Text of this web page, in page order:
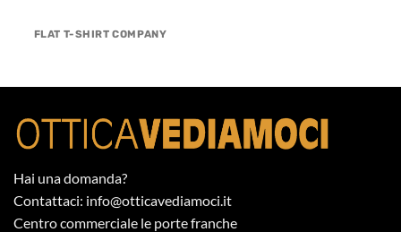
FLAT T-SHIRT COMPANY
Hai una domanda?
Contattaci: info@otticavediamoci.it
Centro commerciale le porte franche